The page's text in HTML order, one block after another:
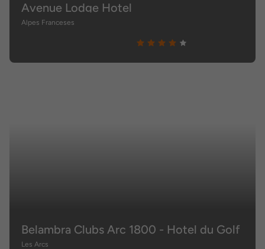
Avenue Lodge Hotel
Alpes Franceses
Belambra Clubs Arc 1800 - Hotel du Golf
Les Arcs